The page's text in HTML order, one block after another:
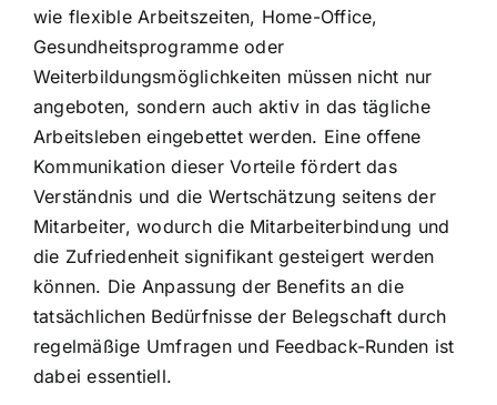
wie flexible Arbeitszeiten, Home-Office,
Gesundheitsprogramme oder
Weiterbildungsmöglichkeiten müssen nicht nur
angeboten, sondern auch aktiv in das tägliche
Arbeitsleben eingebettet werden. Eine offene
Kommunikation dieser Vorteile fördert das
Verständnis und die Wertschätzung seitens der
Mitarbeiter, wodurch die Mitarbeiterbindung und
die Zufriedenheit signifikant gesteigert werden
können. Die Anpassung der Benefits an die
tatsächlichen Bedürfnisse der Belegschaft durch
regelmäßige Umfragen und Feedback-Runden ist
dabei essentiell.